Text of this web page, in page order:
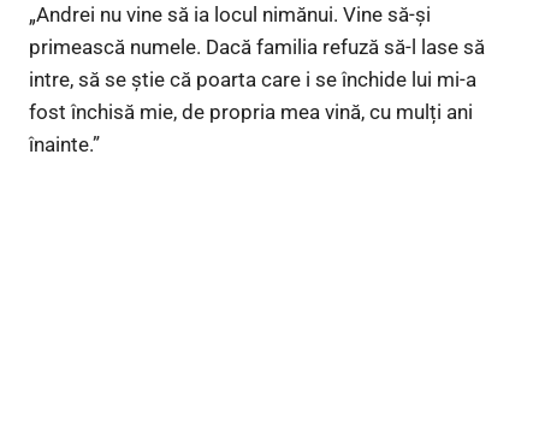
„Andrei nu vine să ia locul nimănui. Vine să-și
primească numele. Dacă familia refuză să-l lase să
intre, să se știe că poarta care i se închide lui mi-a
fost închisă mie, de propria mea vină, cu mulți ani
înainte.”